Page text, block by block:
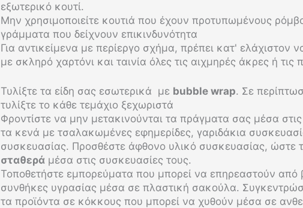
εξωτερικό κουτί.
Μην χρησιμοποιείτε κουτιά που έχουν προτυπωμένους
γράμματα που δείχνουν επικινδυνότητα
Για αντικείμενα με περίεργο σχήμα, πρέπει κατ' ελάχιστον
με σκληρό χαρτόνι και ταινία όλες τις αιχμηρές άκρες ή τις
Τυλίξτε τα είδη σας εσωτερικά με bubble wrap. Σε
τυλίξτε το κάθε τεμάχιο ξεχωριστά
Φροντίστε να μην μετακινούνται τα πράγματα σας μέσα
τα κενά με τσαλακωμένες εφημερίδες, γαριδάκια
συσκευασίας. Προσθέστε άφθονο υλικό συσκευασίας, ώστε
σταθερά μέσα στις συσκευασίες τους.
Τοποθετήστε εμπορεύματα που μπορεί να επηρεαστούν
συνθήκες υγρασίας μέσα σε πλαστική σακούλα.
τα προϊόντα σε κόκκους που μπορεί να χυθούν μέσα σε